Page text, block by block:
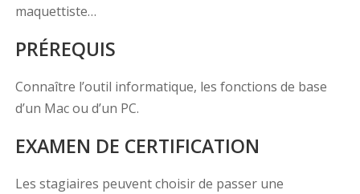
maquettiste…
PRÉREQUIS
Connaître l’outil informatique, les fonctions de base
d’un Mac ou d’un PC.
EXAMEN DE CERTIFICATION
Les stagiaires peuvent choisir de passer une